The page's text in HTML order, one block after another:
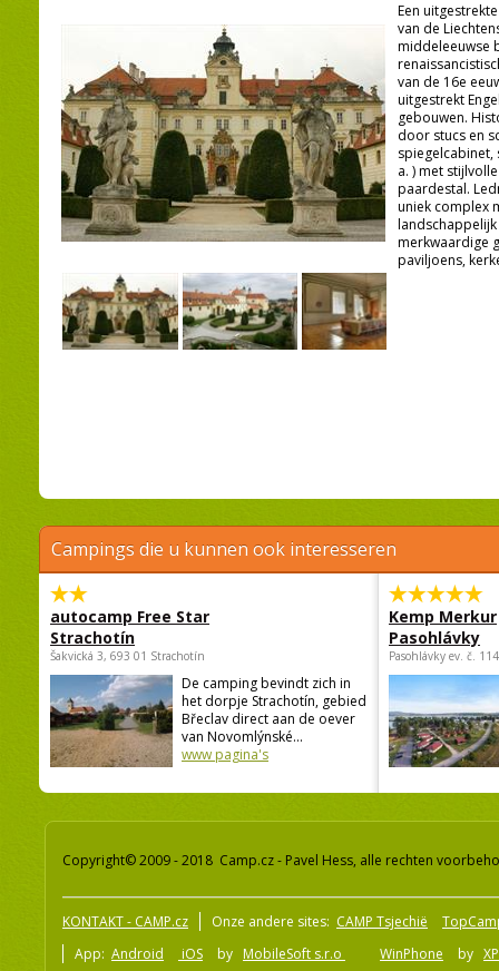
Een
van de
middeleeuwse
van de 16e
uitgestrekt
gebouwen.
door stucs en
spiegelcabinet,
a. ) met
paardestal.
uniek complex
merkwaardige
paviljoens,
Campings die u kunnen ook interesseren
autocamp Free Star
Strachotín
Šakvická 3, 693 01 Strachotín
De camping bevindt zich in
het dorpje Strachotín, gebied
Břeclav direct aan de oever
van Novomlýnské...
www pagina's
Kemp Merkur
Pasohlávky
Pasohlávky ev. č.
Copyright© 2009 - 2018 Camp.cz - Pavel Hess, alle rechten
KONTAKT - CAMP.cz Onze andere sites: CAMP Tsjechië
App: Android iOS by MobileSoft s.r.o WinPhone by